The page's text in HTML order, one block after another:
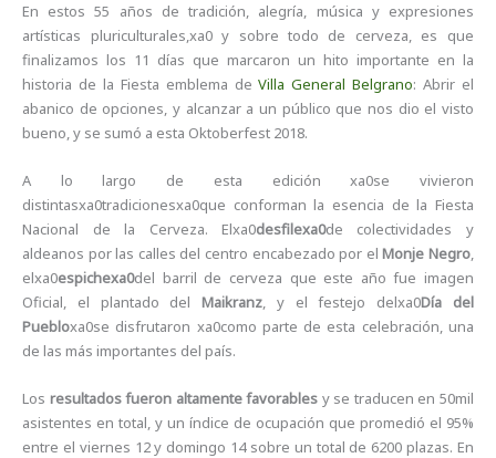
En estos 55 años de tradición, alegría, música y expresiones
artísticas pluriculturales,xa0 y sobre todo de cerveza, es que
finalizamos los 11 días que marcaron un hito importante en la
historia de la Fiesta emblema deVilla General Belgrano: Abrir el
abanico de opciones, y alcanzar a un público que nos dio el visto
bueno, y se sumó a esta Oktoberfest 2018.
A lo largo de esta edición xa0se vivieron
distintasxa0tradicionesxa0que conforman la esencia de la Fiesta
Nacional de la Cerveza. Elxa0desfilexa0de colectividades y
aldeanos por las calles del centro encabezado por elMonje Negro,
elxa0espichexa0del barril de cerveza que este año fue imagen
Oficial, el plantado delMaikranz, y el festejo delxa0Día del
Puebloxa0se disfrutaron xa0como parte de esta celebración, una
de las más importantes del país.
Los resultados fueron altamente favorables y se traducen en 50mil
asistentes en total, y un índice de ocupación que promedió el 95%
entre el viernes 12 y domingo 14 sobre un total de 6200 plazas. En